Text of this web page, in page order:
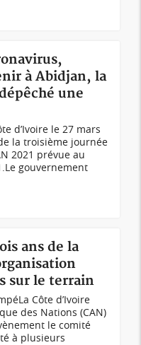
à Abidjan, la
une
d’Ivoire le 27 mars
la troisième journée
2021 prévue au
gouvernement
ans de la
sur le terrain
Côte d’Ivoire
des Nations (CAN)
le comité
à plusieurs